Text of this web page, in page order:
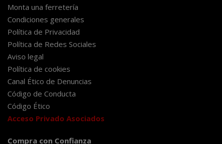
Monta una ferretería
Condiciones generales
Política de Privacidad
Política de Redes Sociales
Aviso legal
Política de cookies
Canal Ético de Denuncias
Código de Conducta
Código Ético
Acceso Privado Asociados
Compra con Confianza